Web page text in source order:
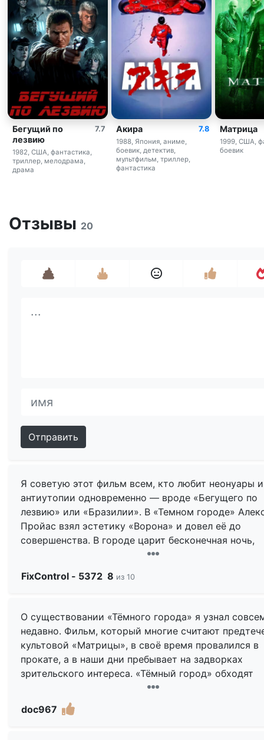
7.7
Бегущий по
лезвию
1982, США, фантастика,
триллер, мелодрама,
драма
7.8
Акира
1988, Япония, аниме,
боевик, детектив,
мультфильм, триллер,
фантастика
Матрица
1999, США,
боевик
Отзывы 20
Отправить
Я советую этот фильм всем, кто любит неонуары и
антиутопии одновременно — вроде «Бегущего по
лезвию» или «Бразилии». В «Темном городе»
Пройас взял эстетику «Ворона» и довел её до
совершенства. В городе царит бесконечная ночь,
здания выполнены в стиле арт-деко и кирпичных
автомобили 50-ых годов, Коннели исполняет в
аккомпанемент темнокожих музыкантов.
Сюжет такой же мрачный — Джон Мёрдок
просыпается в ванной гостиничного номера с
проститутки в комнате, он не помнит, как он
здесь, за ним охотится полиция и неестественно
фантамасгорию. Здания перемещаются, никто
FixControl - 5372 8 из 10
О существовании «Тёмного города» я узнал
недавно. Фильм, который многие считают
культовой «Матрицы», в своё время провалился в
прокате, а в наши дни пребывает на задворках
зрительского интереса. «Тёмный город» обходят
стороной любители составлять рейтинговые
стиле «Топ фильмов…», «Лучшая десятка,
так далее»… Но так ли плох «Тёмный город», и в
doc967